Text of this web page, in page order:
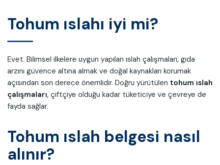
Tohum ıslahı iyi mi?
Evet. Bilimsel ilkelere uygun yapılan ıslah çalışmaları, gıda
arzını güvence altına almak ve doğal kaynakları korumak
açısından son derece önemlidir. Doğru yürütülen tohum ıslah
çalışmaları, çiftçiye olduğu kadar tüketiciye ve çevreye de
fayda sağlar.
Tohum ıslah belgesi nasıl
alınır?